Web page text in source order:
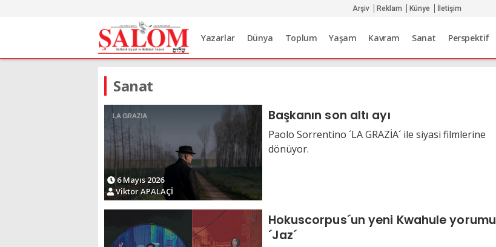
Arşiv Reklam Künye İletişim
Yazarlar Dünya Toplum Yaşam Kavram Sanat Perspektif
Sanat
6 Mayıs 2026
Viktor APALAÇİ
Başkanın son altı ayı
Paolo Sorrentino ´LA GRAZİA´ ile siyasi filmlerine
dönüyor.
Hokuscorpus´un yeni Kwahule yorumu
´Jaz´